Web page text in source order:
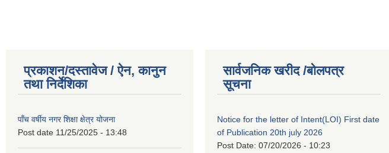
प्रकाशन/दस्तावेज / ऐन, कानुन
तथा निर्देशिका
पाँच वर्षीय नगर शिक्षा क्षेत्र योजना
Post date 11/25/2025 - 13:48
सार्वजनिक खरीद /बोलपत्र
सूचना
Notice for the letter of Intent(LOI) First date
of Publication 20th july 2026
Post Date: 07/20/2026 - 10:23